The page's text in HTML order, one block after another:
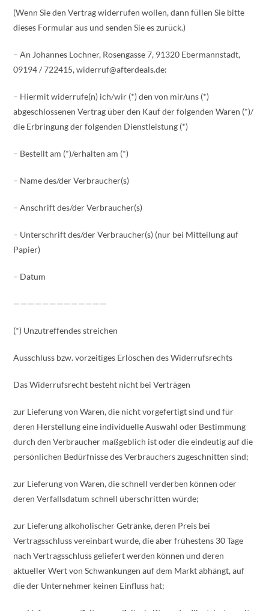
(Wenn Sie den Vertrag widerrufen wollen, dann füllen Sie bitte
dieses Formular aus und senden Sie es zurück.)
– An Johannes Lochner, Rosengasse 7, 91320 Ebermannstadt,
09194 / 722415, widerruf@afterdeals.de:
– Hiermit widerrufe(n) ich/wir (*) den von mir/uns (*)
abgeschlossenen Vertrag über den Kauf der folgenden Waren (*)/
die Erbringung der folgenden Dienstleistung (*)
– Bestellt am (*)/erhalten am (*)
– Name des/der Verbraucher(s)
– Anschrift des/der Verbraucher(s)
– Unterschrift des/der Verbraucher(s) (nur bei Mitteilung auf
Papier)
– Datum
—————————————
(*) Unzutreffendes streichen
Ausschluss bzw. vorzeitiges Erlöschen des Widerrufsrechts
Das Widerrufsrecht besteht nicht bei Verträgen
zur Lieferung von Waren, die nicht vorgefertigt sind und für
deren Herstellung eine individuelle Auswahl oder Bestimmung
durch den Verbraucher maßgeblich ist oder die eindeutig auf die
persönlichen Bedürfnisse des Verbrauchers zugeschnitten sind;
zur Lieferung von Waren, die schnell verderben können oder
deren Verfallsdatum schnell überschritten würde;
zur Lieferung alkoholischer Getränke, deren Preis bei
Vertragsschluss vereinbart wurde, die aber frühestens 30 Tage
nach Vertragsschluss geliefert werden können und deren
aktueller Wert von Schwankungen auf dem Markt abhängt, auf
die der Unternehmer keinen Einfluss hat;